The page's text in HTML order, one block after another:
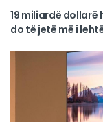
19 miliardë dollarë
do të jetë më i